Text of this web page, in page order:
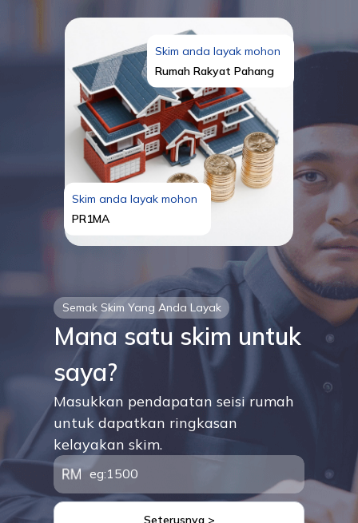
Semak Skim Yang Anda Layak
Mana satu skim untuk
saya?
Masukkan pendapatan seisi rumah
untuk dapatkan ringkasan
kelayakan skim.
Seterusnya >
Skim anda layak mohon
Rumah Rakyat Pahang
Skim anda layak mohon
PR1MA